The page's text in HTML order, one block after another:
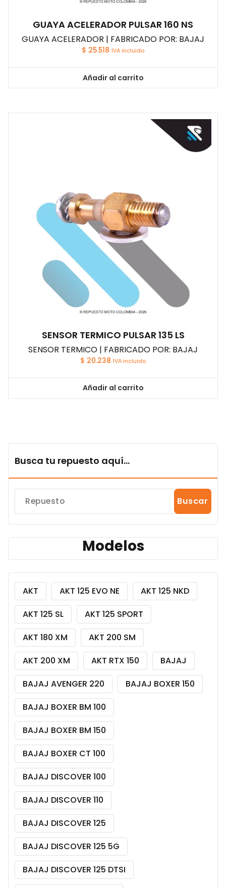
GUAYA ACELERADOR PULSAR 160 NS
GUAYA ACELERADOR | FABRICADO POR: BAJAJ
$ 25.518 IVA incluido
Añadir al carrito
SENSOR TERMICO PULSAR 135 LS
SENSOR TERMICO | FABRICADO POR: BAJAJ
$ 20.238 IVA incluido
Añadir al carrito
Busca tu repuesto aquí...
Buscar
Modelos
AKT AKT 125 EVO NE
AKT 125 NKD
AKT 125 SL
AKT 125 SPORT
AKT 180 XM
AKT 200 SM
AKT 200 XM
AKT RTX 150
BAJAJ
BAJAJ AVENGER 220
BAJAJ BOXER 150
BAJAJ BOXER BM 100
BAJAJ BOXER BM 150
BAJAJ BOXER CT 100
BAJAJ DISCOVER 100
BAJAJ DISCOVER 110
BAJAJ DISCOVER 125
BAJAJ DISCOVER 125 5G
BAJAJ DISCOVER 125 DTSI